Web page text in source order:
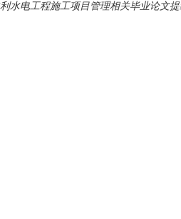
水电工程施工项目管理相关毕业论文提